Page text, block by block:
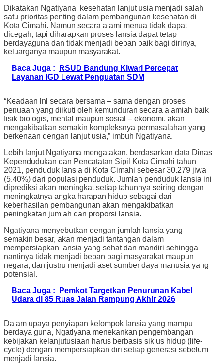
Dikatakan Ngatiyana, kesehatan lanjut usia menjadi salah
satu prioritas penting dalam pembangunan kesehatan di
Kota Cimahi. Namun secara alami menua tidak dapat
dicegah, tapi diharapkan proses lansia dapat tetap
berdayaguna dan tidak menjadi beban baik bagi dirinya,
keluarganya maupun masyarakat.
Baca Juga :
RSUD Bandung Kiwari Percepat
Layanan IGD Lewat Penguatan SDM
“Keadaan ini secara bersama – sama dengan proses
penuaan yang diikuti oleh kemunduran secara alamiah baik
fisik biologis, mental maupun sosial – ekonomi, akan
mengakibatkan semakin kompleksnya permasalahan yang
berkenaan dengan lanjut usia,” imbuh Ngatiyana.
Lebih lanjut Ngatiyana mengatakan, berdasarkan data Dinas
Kependudukan dan Pencatatan Sipil Kota Cimahi tahun
2021, penduduk lansia di Kota Cimahi sebesar 30.279 jiwa
(5,40%) dari populasi penduduk. Jumlah penduduk lansia ini
diprediksi akan meningkat setiap tahunnya seiring dengan
meningkatnya angka harapan hidup sebagai dari
keberhasilan pembangunan akan mengakibatkan
peningkatan jumlah dan proporsi lansia.
Ngatiyana menyebutkan dengan jumlah lansia yang
semakin besar, akan menjadi tantangan dalam
mempersiapkan lansia yang sehat dan mandiri sehingga
nantinya tidak menjadi beban bagi masyarakat maupun
negara, dan justru menjadi aset sumber daya manusia yang
potensial.
Baca Juga :
Pemkot Targetkan Penurunan Kabel
Udara di 85 Ruas Jalan Rampung Akhir 2026
Dalam upaya penyiapan kelompok lansia yang mampu
berdaya guna, Ngatiyana menekankan pengembangan
kebijakan kelanjutusiaan harus berbasis siklus hidup (life-
cycle) dengan mempersiapkan diri setiap generasi sebelum
menjadi lansia.